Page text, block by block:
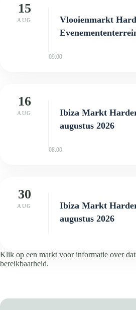
15
AUG
Vlooienmarkt
09:00
16
AUG
Ibiza Markt
augustus 2026
08:00
30
AUG
Ibiza Markt
augustus 2026
Klik op een markt voor informatie over
bereikbaarheid.